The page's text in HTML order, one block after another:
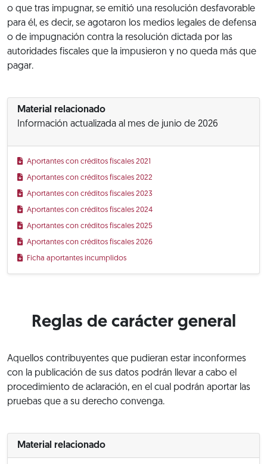
o que tras impugnar, se emitió una resolución desfavorable
para él, es decir, se agotaron los medios legales de defensa
o de impugnación contra la resolución dictada por las
autoridades fiscales que la impusieron y no queda más que
pagar.
Material relacionado
Información actualizada al mes de junio de 2026
Aportantes con créditos fiscales 2021
Aportantes con créditos fiscales 2022
Aportantes con créditos fiscales 2023
Aportantes con créditos fiscales 2024
Aportantes con créditos fiscales 2025
Aportantes con créditos fiscales 2026
Ficha aportantes incumplidos
Reglas de carácter general
Aquellos contribuyentes que pudieran estar inconformes
con la publicación de sus datos podrán llevar a cabo el
procedimiento de aclaración, en el cual podrán aportar las
pruebas que a su derecho convenga.
Material relacionado